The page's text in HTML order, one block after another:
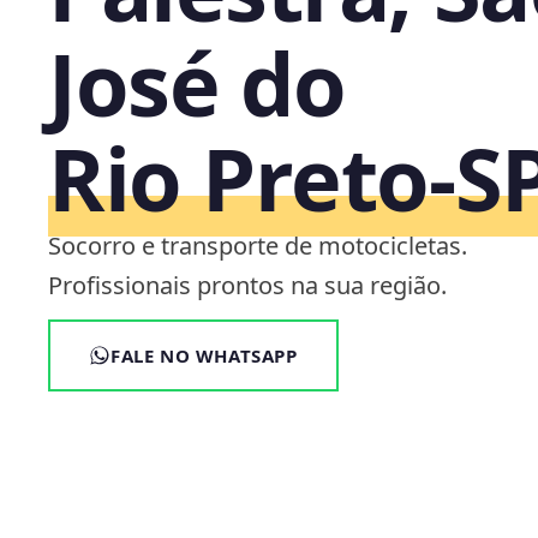
José do
Rio
Socorro e transporte de motocicletas.
Profissionais prontos na sua região.
FALE NO WHATSAPP